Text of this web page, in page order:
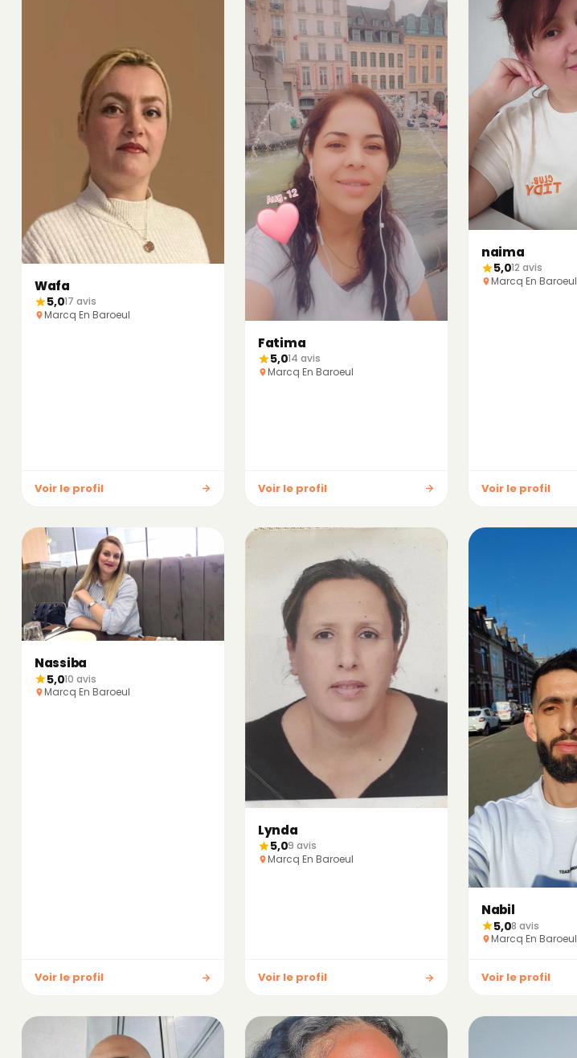
Wafa
5,017 avis
Marcq En Baroeul
Voir le profil
Fatima
5,014 avis
Marcq En Baroeul
Voir le profil
naima
5,012 avis
Marcq En Baroeul
Voir le profil
Nassiba
5,010 avis
Marcq En Baroeul
Voir le profil
Lynda
5,09 avis
Marcq En Baroeul
Voir le profil
Nabil
5,08 avis
Marcq En Baroeul
Voir le profil